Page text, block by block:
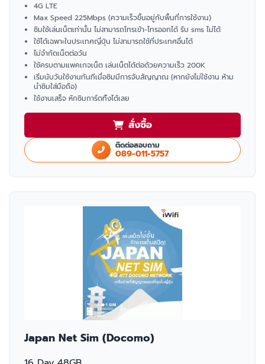
4G LTE
Max Speed 225Mbps (ความเร็วขึ้นอยู่กับพื้นที่การใช้งาน)
ซิมใช้เล่นเน็ตเท่านั้น ไม่สามารถโทรเข้า-โทรออกได้ รับ sms ไม่ได้
ใช้ได้เฉพาะในประเทศญี่ปุ่น ไม่สามารถใช้ที่ประเทศอื่นได้
ไม่จำกัดเน็ตต่อวัน
ใช้ครบตามแพคเกจเน็ต เล่นเน็ตได้ต่อด้วยความเร็ว 200K
เริ่มนับวันใช้งานทันทีเมื่อซิมมีการจับสัญญาณ (หากยังไม่ใช้งาน ห้าม
นำซิมใส่มือถือ)
ใช้งานเสร็จ หักซิมการ์ดทิ้งได้เลย
สั่งซื้อ
ติดต่อสอบถาม
089-011-5757
Japan Net Sim (Docomo)